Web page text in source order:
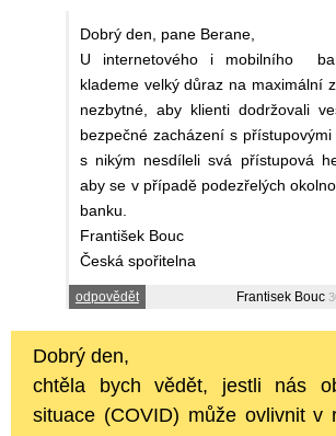
Dobrý den, pane Berane,
U internetového i mobilního
klademe velký důraz na maximální
nezbytné, aby klienti dodržovali
bezpečné zacházení s
s nikým nesdíleli svá přístupová
aby se v případě podezřelých
banku.
František Bouc
Česká spořitelna
odpovědět Frantisek Bouc
Dobrý den,
chtěla bych vědět, jestli nás
situace (COVID) může ovlivnit v